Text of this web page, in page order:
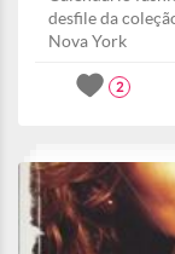
desfile da
Nova York
2